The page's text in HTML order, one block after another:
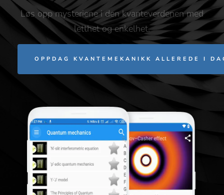
Løs opp mysteriene i den kvanteverdenen med
letthet og enkelhet.
OPPDAG KVANTEMEKANIKK ALLEREDE I